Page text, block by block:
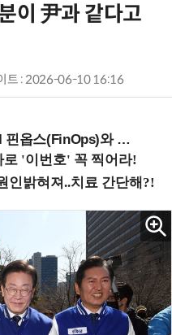
이 尹과 같다고
트 : 2026-06-10 16:16
토큰 거버넌스 (8/21 잠실역)